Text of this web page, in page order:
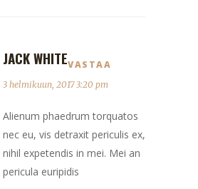
JACK WHITEVASTAA
3 helmikuun, 2017 3:20 pm
Alienum phaedrum torquatos
nec eu, vis detraxit periculis ex,
nihil expetendis in mei. Mei an
pericula euripidis